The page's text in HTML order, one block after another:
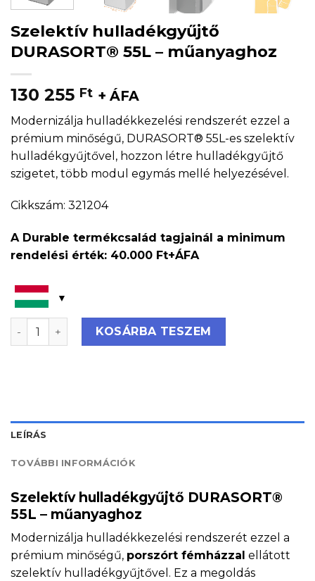
Szelektív hulladékgyűjtő
DURASORT® 55L – műanyaghoz
130 255 Ft + ÁFA
Modernizálja hulladékkezelési rendszerét ezzel a
prémium minőségű, DURASORT® 55L-es szelektív
hulladékgyűjtővel, hozzon létre hulladékgyűjtő
szigetet, több modul egymás mellé helyezésével.
Cikkszám: 321204
A Durable termékcsalád tagjainál a minimum
rendelési érték: 40.000 Ft+ÁFA
Szelektív hulladékgyűjtő DURASORT® 55L -
KOSÁRBA TESZEM
LEÍRÁS
TOVÁBBI INFORMÁCIÓK
Szelektív hulladékgyűjtő DURASORT®
55L – műanyaghoz
Modernizálja hulladékkezelési rendszerét ezzel a
prémium minőségű, porszórt fémházzal ellátott
szelektív hulladékgyűjtővel. Ez a megoldás